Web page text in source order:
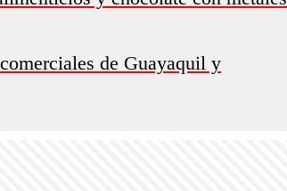
de Guayaquil y